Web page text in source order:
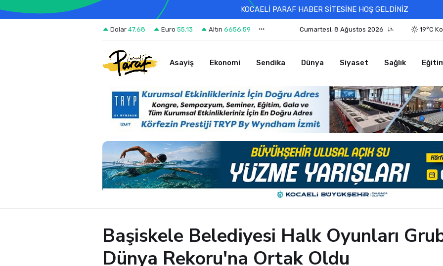
KOCAELİ PARAF HABER SİTESİNE HOŞ GELDİNİZ
Dolar 47.68 Euro 55.13 Altın 6656.59 Cumartesi, 8 Ağustos 2026 19°C
Asayiş Ekonomi Sendika Dünya Siyaset Sağlık
Başiskele Belediyesi Halk Oyunları
Dünya Rekoru'na Ortak Oldu